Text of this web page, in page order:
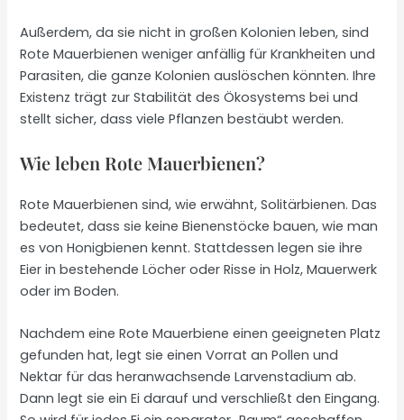
Außerdem, da sie nicht in großen Kolonien leben, sind
Rote Mauerbienen weniger anfällig für Krankheiten und
Parasiten, die ganze Kolonien auslöschen könnten. Ihre
Existenz trägt zur Stabilität des Ökosystems bei und
stellt sicher, dass viele Pflanzen bestäubt werden.
Wie leben Rote Mauerbienen?
Rote Mauerbienen sind, wie erwähnt, Solitärbienen. Das
bedeutet, dass sie keine Bienenstöcke bauen, wie man
es von Honigbienen kennt. Stattdessen legen sie ihre
Eier in bestehende Löcher oder Risse in Holz, Mauerwerk
oder im Boden.
Nachdem eine Rote Mauerbiene einen geeigneten Platz
gefunden hat, legt sie einen Vorrat an Pollen und
Nektar für das heranwachsende Larvenstadium ab.
Dann legt sie ein Ei darauf und verschließt den Eingang.